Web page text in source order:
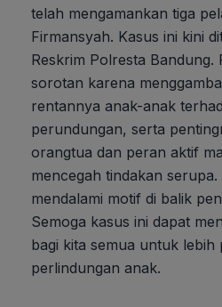
telah mengamankan tiga
Firmansyah. Kasus ini kini
Reskrim Polresta Bandung.
sorotan karena
rentannya anak-anak
perundungan, serta
orangtua dan peran aktif
mencegah tindakan serupa.
mendalami motif di balik
Semoga kasus ini dapat
bagi kita semua untuk lebih
perlindungan anak.